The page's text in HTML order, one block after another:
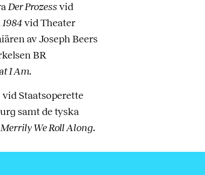
Der Prozessvid
1984vid Theater
av Joseph Beers
BR
I Am.
vid Staatsoperette
samt de tyska
Merrily We Roll Along.